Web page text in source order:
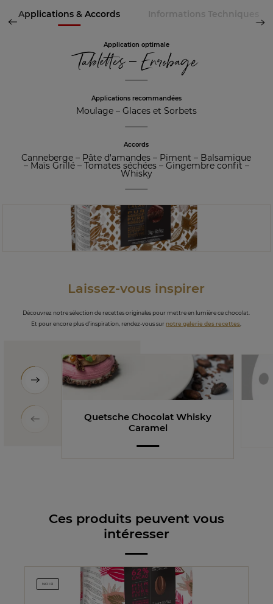
Applications & Accords Informations Techniques
Application optimale
Tablettes – Enrobage
Applications recommandées
Moulage– Glaces et Sorbets
Accords
Canneberge – Pâte d'amandes – Piment – Balsamique
– Maïs Grillé– Tomates séchées– Gingembre confit –
Whisky
Laissez-vous inspirer
Découvrez notre sélection de recettes originales pour mettre en lumière ce chocolat.
Et pour encore plus d’inspiration, rendez-vous surnotre galerie des recettes
Quetsche Chocolat Whisky
Caramel
Ces produits peuvent vous
intéresser
NOIR